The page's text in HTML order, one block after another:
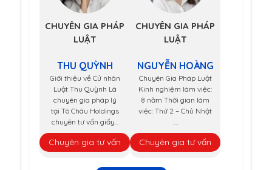
CHUYÊN GIA PHÁP
LUẬT
THU QUỲNH
Giới thiệu về Cử nhân
Luật Thu Quỳnh Là
chuyên gia pháp lý
tại Tô Châu Holdings
chuyên tư vấn giấy...
Chuyên gia tư vấn
CHUYÊN GIA PHÁP
LUẬT
NGUYỄN HOÀNG
Chuyên Gia Pháp Luật
Kinh nghiệm làm việc:
8 năm Thời gian làm
việc: Thứ 2 – Chủ Nhật
:...
Chuyên gia tư vấn